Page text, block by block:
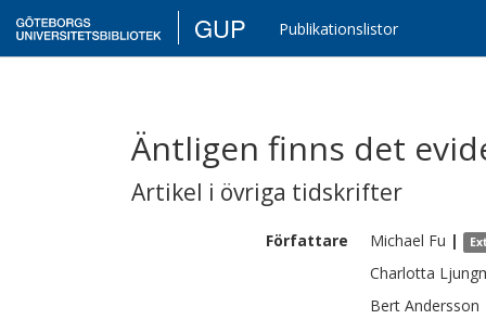
GUP Publikationslistor
Äntligen finns det
Artikel i övriga tidskrifter
Författare Michael Fu |
Charlotta
Bert Andersson